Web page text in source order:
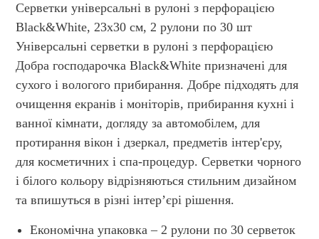
Серветки універсальні в рулоні з перфорацією
Black&White, 23х30 см, 2 рулони по 30 шт
Універсальні серветки в рулоні з перфорацією
Добра господарочка Black&White призначені для
сухого і вологого прибирання. Добре підходять для
очищення екранів і моніторів, прибирання кухні і
ванної кімнати, догляду за автомобілем, для
протирання вікон і дзеркал, предметів інтер'єру,
для косметичних і спа-процедур. Серветки чорного
і білого кольору відрізняються стильним дизайном
та впишуться в різні інтер’єрі рішення.
Економічна упаковка – 2 рулони по 30 серветок